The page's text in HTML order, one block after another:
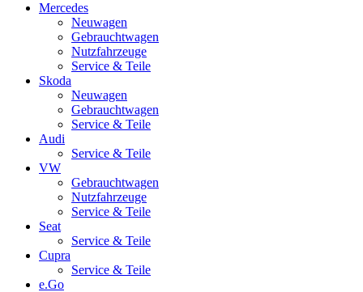
Mercedes
Neuwagen
Gebrauchtwagen
Nutzfahrzeuge
Service & Teile
Skoda
Neuwagen
Gebrauchtwagen
Service & Teile
Audi
Service & Teile
VW
Gebrauchtwagen
Nutzfahrzeuge
Service & Teile
Seat
Service & Teile
Cupra
Service & Teile
e.Go